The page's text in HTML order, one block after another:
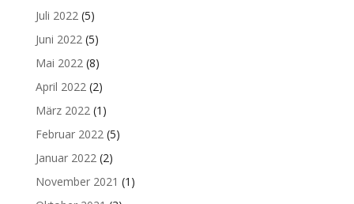
Juli 2022 (5)
Juni 2022 (5)
Mai 2022 (8)
April 2022 (2)
März 2022 (1)
Februar 2022 (5)
Januar 2022 (2)
November 2021 (1)